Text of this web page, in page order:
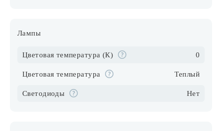
Лампы
Цветовая температура (К) 0
Цветовая температура Теплый
Светодиоды Нет